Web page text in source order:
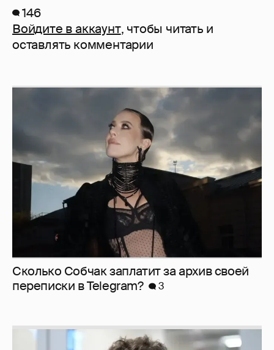
146
Войдите в аккаунт, чтобы читать и
оставлять комментарии
Сколько Собчак заплатит за архив своей
перeписки в Telegram?
3